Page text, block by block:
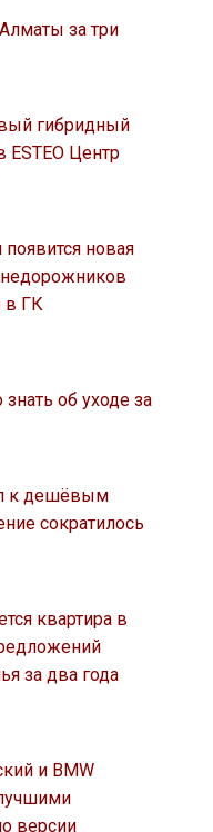
за три
гибридный
ESTEO Центр
появится новая
в ГК
об уходе за
к дешёвым
сократилось
квартира в
за два года
и BMW
версии